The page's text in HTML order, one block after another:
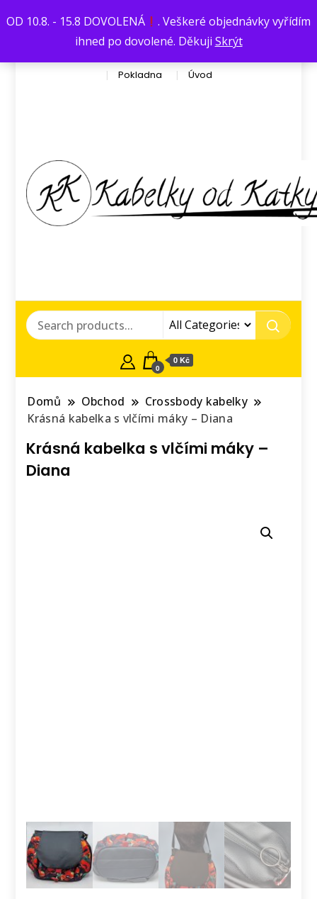
OD 10.8. - 15.8 DOVOLENÁ
. Veškeré objednávky vyřídím
ihned po dovolené. Děkuji Skrýt
Obchod
Pokladna
Úvod
0
0 Kč
Domů Obchod
Crossbody kabelky
Krásná kabelka s vlčími máky – Diana
Krásná kabelka s vlčími máky –
Diana